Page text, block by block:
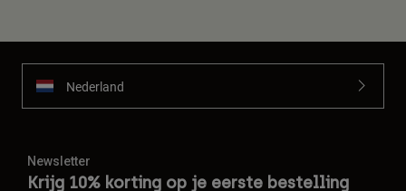
Nederland
Newsletter
Krijg 10% korting op je eerste bestelling